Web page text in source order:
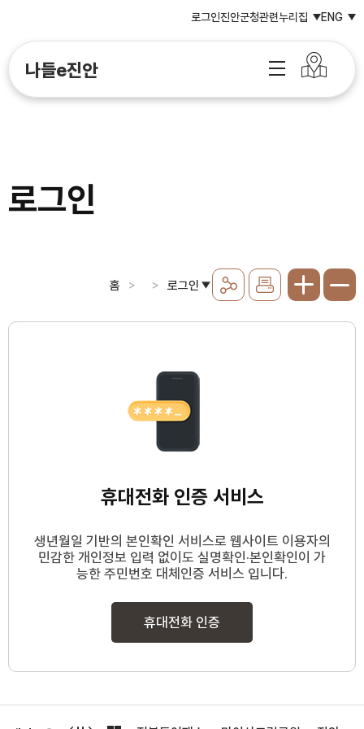
로그인진안군청관련누리집 ENG
나들e진안
로그인
홈 로그인
휴대전화 인증 서비스
생년월일 기반의 본인확인 서비스로 웹사이트 이용자의
민감한 개인정보 입력 없이도 실명확인·본인확인이 가
능한 주민번호 대체인증 서비스 입니다.
휴대전화 인증